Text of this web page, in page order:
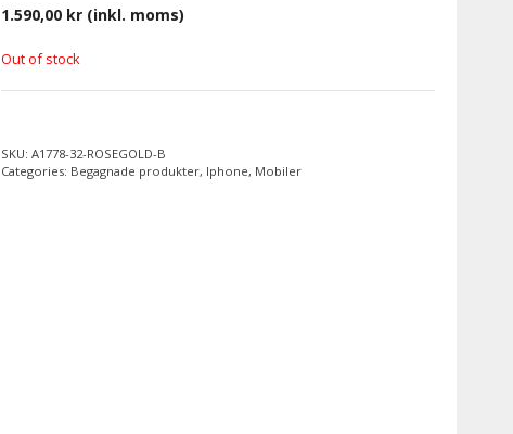
1.590,00 kr(inkl. moms)
Out of stock
SKU: A1778-32-ROSEGOLD-B
Categories: Begagnade produkter, Iphone, Mobiler